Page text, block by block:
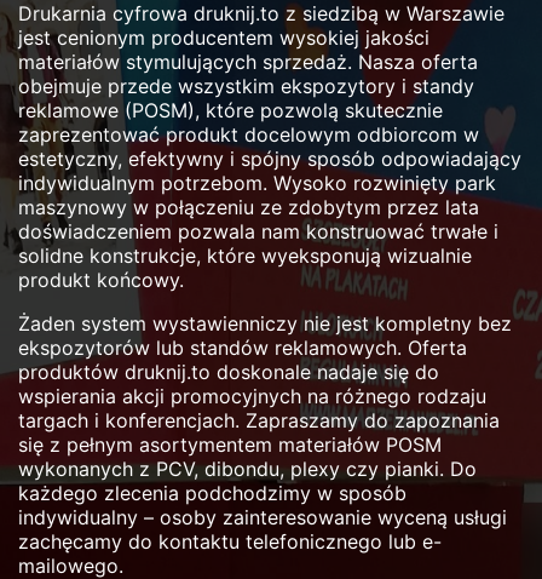
Drukarnia cyfrowa druknij.to z siedzibą w Warszawie
jest cenionym producentem wysokiej jakości
materiałów stymulujących sprzedaż. Nasza oferta
obejmuje przede wszystkim ekspozytory i standy
reklamowe (POSM), które pozwolą skutecznie
zaprezentować produkt docelowym odbiorcom w
estetyczny, efektywny i spójny sposób odpowiadający
indywidualnym potrzebom. Wysoko rozwinięty park
maszynowy w połączeniu ze zdobytym przez lata
doświadczeniem pozwala nam konstruować trwałe i
solidne konstrukcje, które wyeksponują wizualnie
produkt końcowy.
Żaden system wystawienniczy nie jest kompletny bez
ekspozytorów lub standów reklamowych. Oferta
produktów druknij.to doskonale nadaje się do
wspierania akcji promocyjnych na różnego rodzaju
targach i konferencjach. Zapraszamy do zapoznania
się z pełnym asortymentem materiałów POSM
wykonanych z PCV, dibondu, plexy czy pianki. Do
każdego zlecenia podchodzimy w sposób
indywidualny – osoby zainteresowanie wyceną usługi
zachęcamy do kontaktu telefonicznego lub e-
mailowego.